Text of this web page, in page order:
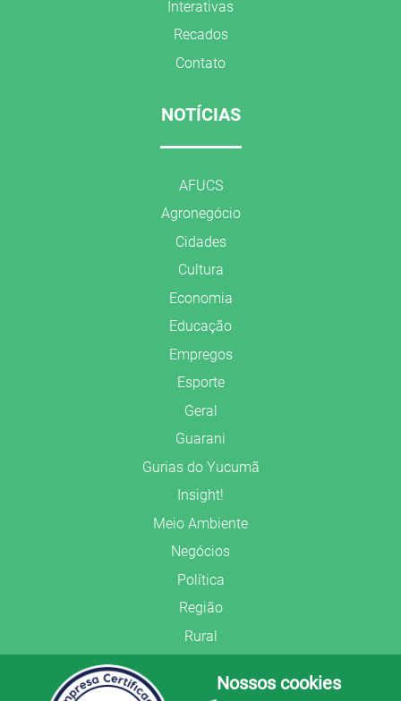
Interativas
Recados
Contato
NOTÍCIAS
AFUCS
Agronegócio
Cidades
Cultura
Economia
Educação
Empregos
Esporte
Geral
Guarani
Gurias do Yucumã
Insight!
Meio Ambiente
Negócios
Política
Região
Rural
Segurança PúblicaNossos cookies